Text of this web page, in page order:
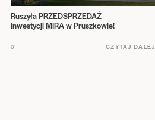
Ruszyła PRZEDSPRZEDAŻ
inwestycji MIRA w Pruszkowie!
# CZYTAJ DALEJ